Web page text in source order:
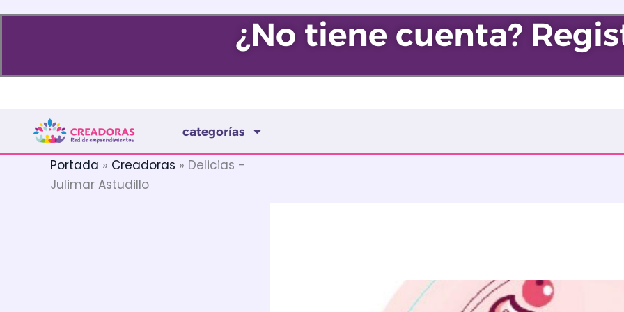
¿No tiene cuenta?
categorías
Portada » Creadoras » Delicias -
Julimar Astudillo